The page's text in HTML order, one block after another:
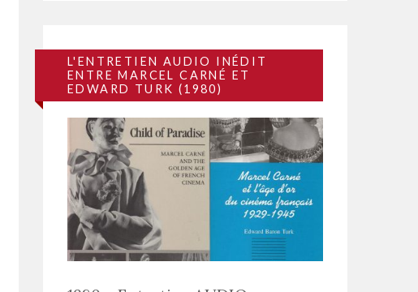
L'ENTRETIEN AUDIO INÉDIT
ENTRE MARCEL CARNÉ ET
EDWARD TURK (1980)